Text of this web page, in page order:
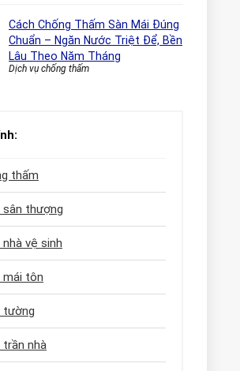
Cách Chống Thấm Sàn Mái Đúng
Chuẩn – Ngăn Nước Triệt Để, Bền
Lâu Theo Năm Tháng
Dịch vụ chống thấm
thấm
thượng
vệ sinh
mái tôn
tường
nhà